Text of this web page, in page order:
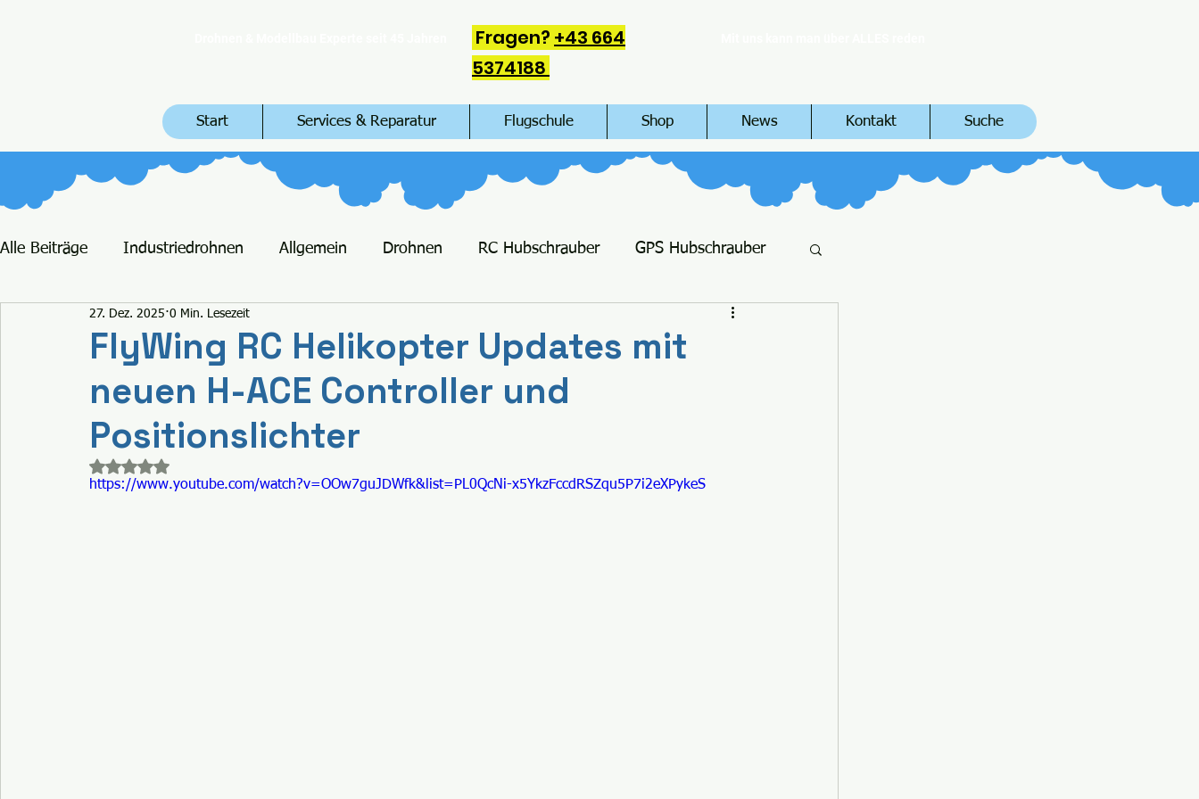
Fragen? +43 664
5374188
Start Services & Reparatur Flugschule Shop News Kontakt Suche
Alle Beiträge Industriedrohnen Allgemein Drohnen RC Hubschrauber GPS Hubschrauber
FlyWing RC Helikopter Updates mit
neuen H-ACE Controller und
Positionslichter
27. Dez. 2025 0 Min. Lesezeit
Mit NaN von 5 Sternen bewertet.
https://www.youtube.com/watch?v=OOw7guJDWfk&list=PL0QcNi-x5YkzFccdRSZqu5P7i2eXPykeS